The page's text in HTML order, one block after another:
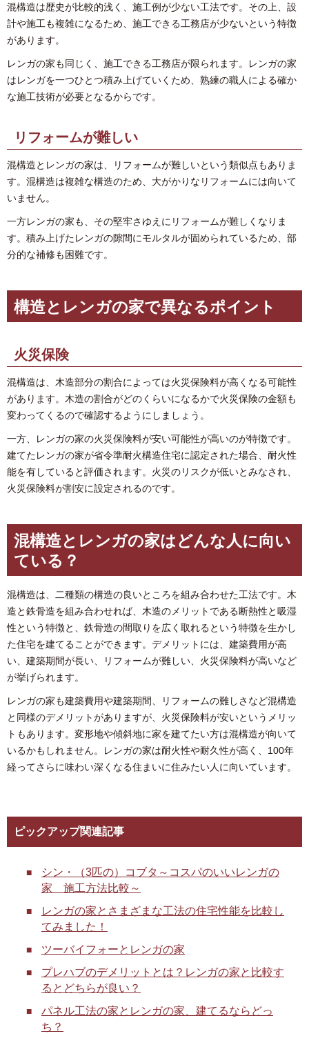
混構造は歴史が比較的浅く、施工例が少ない工法です。その上、設
計や施工も複雑になるため、施工できる工務店が少ないという特徴
があります。
レンガの家も同じく、施工できる工務店が限られます。レンガの家
はレンガを一つひとつ積み上げていくため、熟練の職人による確か
な施工技術が必要となるからです。
リフォームが難しい
混構造とレンガの家は、リフォームが難しいという類似点もありま
す。混構造は複雑な構造のため、大がかりなリフォームには向いて
いません。
一方レンガの家も、その堅牢さゆえにリフォームが難しくなりま
す。積み上げたレンガの隙間にモルタルが固められているため、部
分的な補修も困難です。
構造とレンガの家で異なるポイント
火災保険
混構造は、木造部分の割合によっては火災保険料が高くなる可能性
があります。木造の割合がどのくらいになるかで火災保険の金額も
変わってくるので確認するようにしましょう。
一方、レンガの家の火災保険料が安い可能性が高いのが特徴です。
建てたレンガの家が省令準耐火構造住宅に認定された場合、耐火性
能を有していると評価されます。火災のリスクが低いとみなされ、
火災保険料が割安に設定されるのです。
混構造とレンガの家はどんな人に向い
ている？
混構造は、二種類の構造の良いところを組み合わせた工法です。木
造と鉄骨造を組み合わせれば、木造のメリットである断熱性と吸湿
性という特徴と、鉄骨造の間取りを広く取れるという特徴を生かし
た住宅を建てることができます。デメリットには、建築費用が高
い、建築期間が長い、リフォームが難しい、火災保険料が高いなど
が挙げられます。
レンガの家も建築費用や建築期間、リフォームの難しさなど混構造
と同様のデメリットがありますが、火災保険料が安いというメリッ
トもあります。変形地や傾斜地に家を建てたい方は混構造が向いて
いるかもしれません。レンガの家は耐火性や耐久性が高く、100年
経ってさらに味わい深くなる住まいに住みたい人に向いています。
ピックアップ関連記事
シン・（3匹の）コブタ～コスパのいいレンガの
家 施工方法比較～
レンガの家とさまざまな工法の住宅性能を比較し
てみました！
ツーバイフォーとレンガの家
プレハブのデメリットとは？レンガの家と比較す
るとどちらが良い？
パネル工法の家とレンガの家、建てるならどっ
ち？